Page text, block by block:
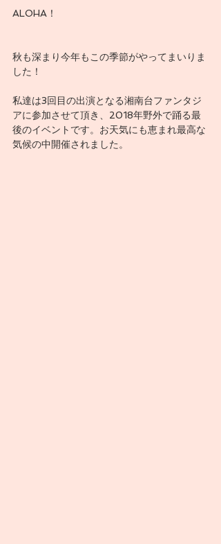
ALOHA！
秋も深まり今年もこの季節がやってまいりま
した！
私達は3回目の出演となる湘南台ファンタジ
アに参加させて頂き、2018年野外で踊る最
後のイベントです。お天気にも恵まれ最高な
気候の中開催されました。